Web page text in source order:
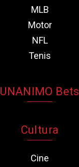
MLB
Motor
NFL
Tenis
UNANIMO Bets
Cultura
Cine